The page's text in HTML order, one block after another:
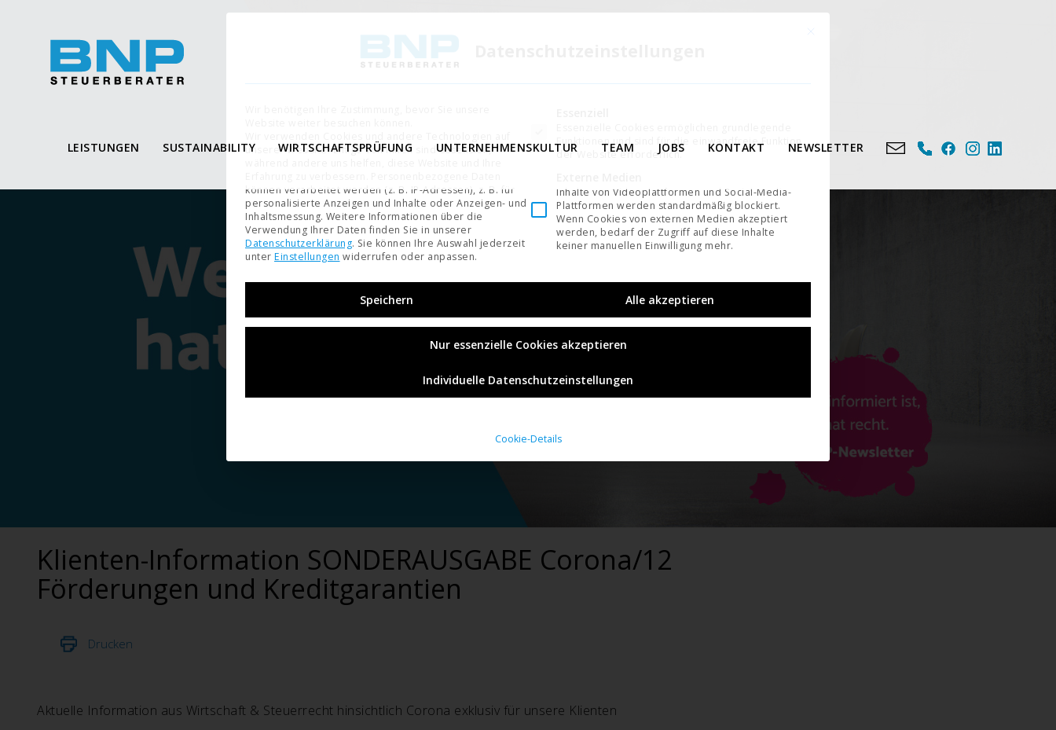
LEISTUNGEN SUSTAINABILITY WIRTSCHAFTSPRÜFUNG UNTERNEHMENSKULTUR TEAM JOBS KONTAKT NEWSLETTER
Klienten-Information SONDERAUSGABE Corona/12
Förderungen und Kreditgarantien
Drucken
Aktuelle Information aus Wirtschaft & Steuerrecht hinsichtlich Corona exklusiv für unsere Klienten
Mit diesem Button wird der Dialog geschlossen.
unserer Website. Einige von ihnen sind essenziell,
können verarbeitet werden (z. B. IP-Adressen), z. B. für
personalisierte Anzeigen und Inhalte oder Anzeigen- und
Inhaltsmessung. Weitere Informationen über die
Verwendung Ihrer Daten finden Sie in unserer
Datenschutzerklärung. Sie können Ihre Auswahl jederzeit
unter Einstellungen widerrufen oder anpassen.
Funktionen und sind für die einwandfreie Funktion
der Website erforderlich.
Inhalte von Videoplattformen und Social-Media-
Plattformen werden standardmäßig blockiert.
Wenn Cookies von externen Medien akzeptiert
werden, bedarf der Zugriff auf diese Inhalte
keiner manuellen Einwilligung mehr.
Speichern Alle akzeptieren
Nur essenzielle Cookies akzeptieren
Individuelle Datenschutzeinstellungen
Cookie-Details